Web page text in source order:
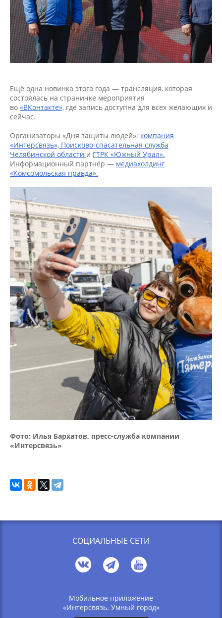
Ещё одна новинка этого года — трансляция, которая
состоялась на страничке мероприятия
во «ВКонтакте», где запись доступна для всех желающих и
сейчас.
Организаторы «Дня защиты людей»: компания
«Интерсвязь», Поисково-спасательная служба
Челябинской области и ГТРК «Южный Урал».
Информационный партнёр — медиахолдинг
«Комсомольская правда».
Фото: Илья Бархатов, пресс-служба компании
«Интерсвязь»
СОЦИАЛЬНЫЕ СЕТИ
Мобильное приложение
«Интерсвязь. Умный город»